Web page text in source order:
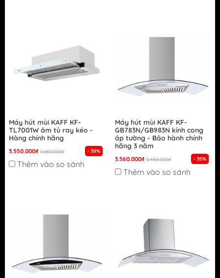
Máy hút mùi KAFF KF-
TL7001W âm tủ ray kéo -
Hàng chính hãng
3.550.000₫ 5.680.000₫ - 38%
Thêm vào so sánh
Máy hút mùi KAFF KF-
GB783N/GB983N kính cong
áp tường - Bảo hành chính
hãng 3 năm
3.560.000₫ 5.480.000₫ - 35%
Thêm vào so sánh